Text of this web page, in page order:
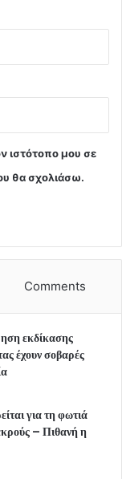
ιστότοπο μου σε
θα σχολιάσω.
Comments
εκδίκασης
έχουν σοβαρές
για τη φωτιά
– Πιθανή η